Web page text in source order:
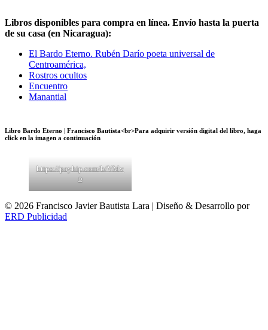
Libros disponibles para compra en línea. Envío hasta la puerta
de su casa (en Nicaragua):
El Bardo Eterno. Rubén Darío poeta universal de
Centroamérica,
Rostros ocultos
Encuentro
Manantial
Libro Bardo Eterno | Francisco Bautista<br>Para adquirir versión digital del libro, haga
click en la imagen a continuación
https://payhip.com/b/VMv
o
© 2026 Francisco Javier Bautista Lara | Diseño & Desarrollo por
ERD Publicidad